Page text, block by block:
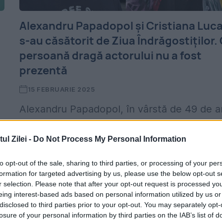
Zilei - Do Not Process My Personal Information
opt-out of the sale, sharing to third parties, or processing of your
for targeted advertising by us, please use the below opt-out
selection. Please note that after your opt-out request is processed
interest-based ads based on personal information utilized by us
to third parties prior to your opt-out. You may separately
of your personal information by third parties on the IAB’s list of
Alexandru Papadopol și Cristiana
s-au căsătorit de Ziua Îndrăgostiților.
persoană dragă actorului nu a fost
prezentă
15 FEBRUARIE 2025
Alexandru Papadopol, în vârstă de 49 de
cadrul unei ceremonii discrete, de Ziua
Îndrăgostiților. Evenimentul a avut loc într-
cadru...